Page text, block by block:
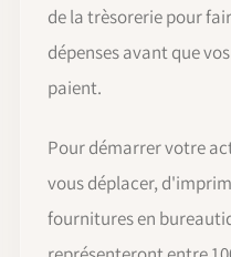
de la trèsorerie pour
dépenses avant que
paient.
Pour démarrer votre
vous déplacer,
fournitures en